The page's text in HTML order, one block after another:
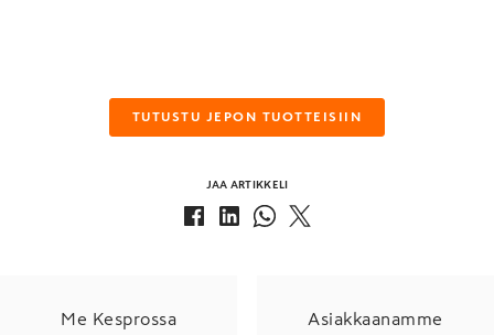
TUTUSTU JEPON TUOTTEISIIN
JAA ARTIKKELI
Me Kesprossa
Asiakkaanamme